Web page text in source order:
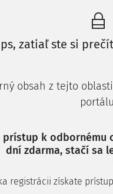
zatiaľ ste si
obsah z tejto
k odbornému
dní zdarma, stačí sa
registrácii získate